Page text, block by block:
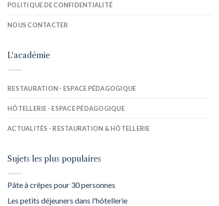
POLITIQUE DE CONFIDENTIALITÉ
NOUS CONTACTER
L'académie
RESTAURATION - ESPACE PÉDAGOGIQUE
HÔTELLERIE - ESPACE PÉDAGOGIQUE
ACTUALITÉS - RESTAURATION & HÔTELLERIE
Sujets les plus populaires
Pâte à crêpes pour 30 personnes
Les petits déjeuners dans l'hôtellerie